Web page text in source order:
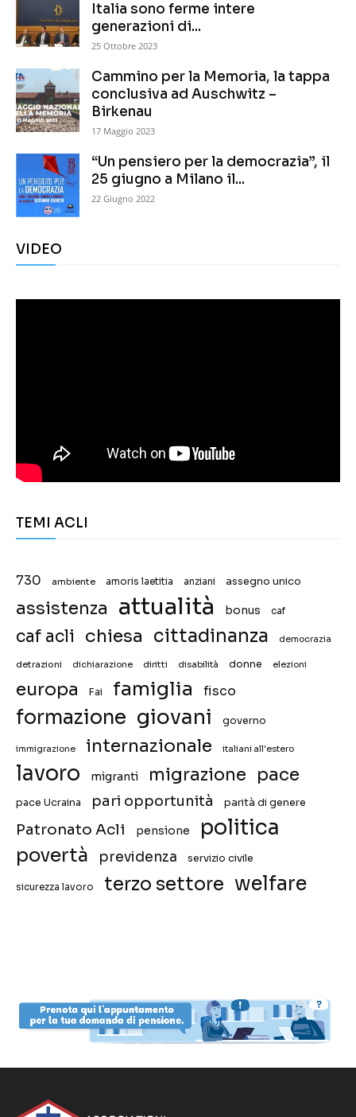
Italia sono ferme intere
generazioni di...
25 Ottobre 2023
Cammino per la Memoria, la tappa
conclusiva ad Auschwitz –
Birkenau
17 Maggio 2023
“Un pensiero per la democrazia”, il
25 giugno a Milano il...
22 Giugno 2022
VIDEO
TEMI ACLI
730 ambiente amoris laetitia anziani assegno unico
assistenza attualità bonus caf
caf acli chiesa cittadinanza democrazia
detrazioni dichiarazione diritti disabilità donne elezioni
europa Fai famiglia fisco
formazione giovani governo
immigrazione internazionale italiani all'estero
lavoro migranti migrazione pace
pace Ucraina pari opportunità parità di genere
Patronato Acli pensione politica
povertà previdenza servizio civile
sicurezza lavoro terzo settore welfare